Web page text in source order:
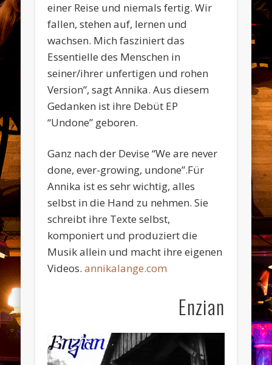
einer Reise und niemals fertig. Wir
fallen, stehen auf, lernen und
wachsen. Mich fasziniert das
Essentielle des Menschen in
seiner/ihrer unfertigen und rohen
Version”, sagt Annika. Aus diesem
Gedanken ist ihre Debüt EP
“Undone” geboren.
Ganz nach der Devise “We are never
done, ever-growing, undone”.Für
Annika ist es sehr wichtig, alles
selbst in die Hand zu nehmen. Sie
schreibt ihre Texte selbst,
komponiert und produziert die
Musik allein und macht ihre eigenen
Videos.annikalange.com
Enzian